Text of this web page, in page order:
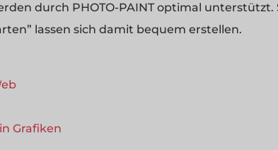
durch PHOTO-PAINT optimal unterstützt.
lassen sich damit bequem erstellen.
Grafiken